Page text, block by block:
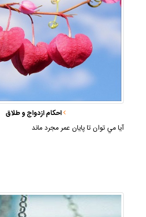
احكام ازدواج و طلاق
آيا مي توان تا پايان عمر مجرد ماند